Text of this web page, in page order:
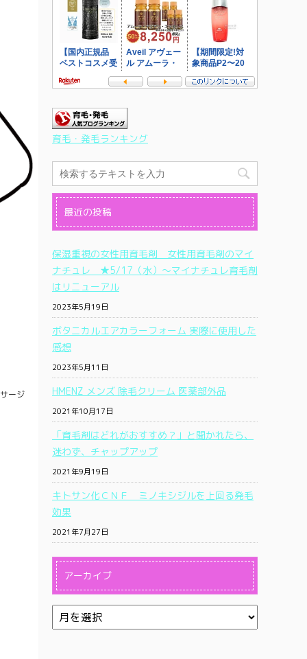
ージ
育毛・発毛ランキング
最近の投稿
保湿重視の女性用育毛剤 女性用育毛剤のマイ
ナチュレ ★5/17（水）〜マイナチュレ育毛剤
はリニューアル
2023年5月19日
ボタニカルエアカラーフォーム 実際に使用した
感想
2023年5月11日
HMENZ メンズ 除毛クリーム 医薬部外品
2021年10月17日
「育毛剤はどれがおすすめ？」と聞かれたら、
迷わず、チャップアップ
2021年9月19日
キトサン化ＣＮＦ ミノキシジルを上回る発毛
効果
2021年7月27日
アーカイブ